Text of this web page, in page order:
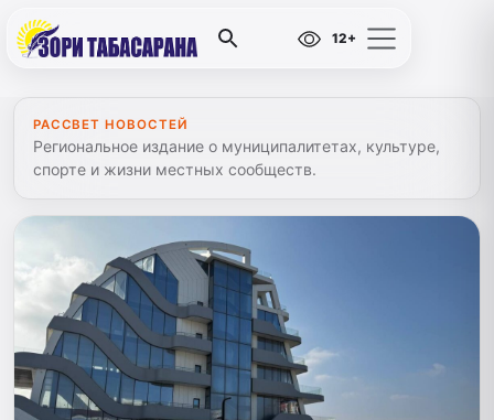
12+
РАССВЕТ НОВОСТЕЙ
Региональное издание о муниципалитетах, культуре,
спорте и жизни местных сообществ.